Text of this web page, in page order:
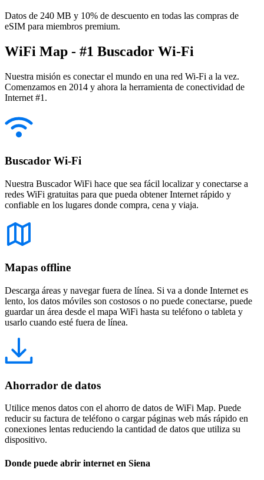
Datos de 240 MB y 10% de descuento en todas las compras de
eSIM para miembros premium.
WiFi Map - #1 Buscador Wi-Fi
Nuestra misión es conectar el mundo en una red Wi-Fi a la vez.
Comenzamos en 2014 y ahora la herramienta de conectividad de
Internet #1.
Buscador Wi-Fi
Nuestra Buscador WiFi hace que sea fácil localizar y conectarse a
redes WiFi gratuitas para que pueda obtener Internet rápido y
confiable en los lugares donde compra, cena y viaja.
Mapas offline
Descarga áreas y navegar fuera de línea. Si va a donde Internet es
lento, los datos móviles son costosos o no puede conectarse, puede
guardar un área desde el mapa WiFi hasta su teléfono o tableta y
usarlo cuando esté fuera de línea.
Ahorrador de datos
Utilice menos datos con el ahorro de datos de WiFi Map. Puede
reducir su factura de teléfono o cargar páginas web más rápido en
conexiones lentas reduciendo la cantidad de datos que utiliza su
dispositivo.
Donde puede abrir internet en Siena